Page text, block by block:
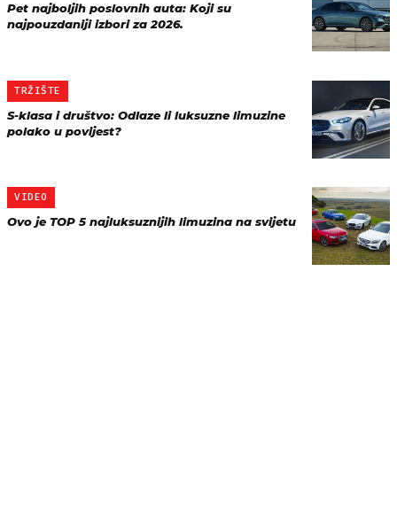
Pet najboljih poslovnih auta: Koji su
najpouzdaniji izbori za 2026.
TRŽIŠTE
S-klasa i društvo: Odlaze li luksuzne limuzine
polako u povijest?
VIDEO
Ovo je TOP 5 najluksuznijih limuzina na svijetu